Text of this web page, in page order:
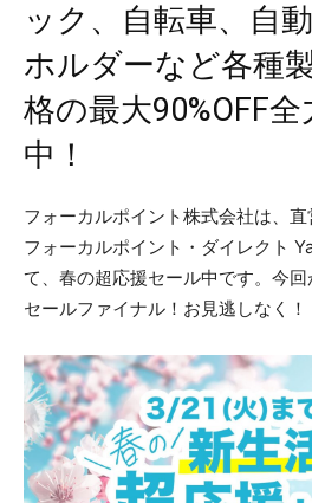
ック、自転車、自
ホルダーなど各種
格の最大90%OFF
中！
フォーカルポイント株式会社は、
フォーカルポイント・ダイレクト
て、春の超応援セール中です。今回
セールファイナル！お見逃しなく！